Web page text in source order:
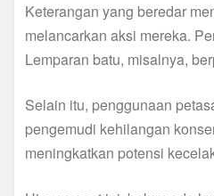
Keterangan yang beredar
melancarkan aksi mereka.
Lemparan batu, misalnya,
Selain itu, penggunaan
pengemudi kehilangan
meningkatkan potensi